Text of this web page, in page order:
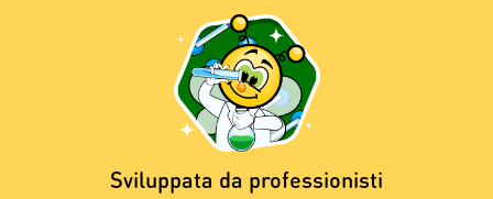
Sviluppata da professionisti